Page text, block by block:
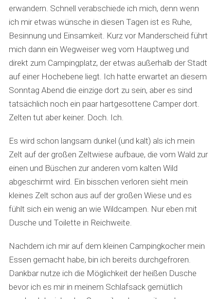
erwandern. Schnell verabschiede ich mich, denn wenn
ich mir etwas wünsche in diesen Tagen ist es Ruhe,
Besinnung und Einsamkeit. Kurz vor Manderscheid führt
mich dann ein Wegweiser weg vom Hauptweg und
direkt zum Campingplatz, der etwas außerhalb der Stadt
auf einer Hochebene liegt. Ich hatte erwartet an diesem
Sonntag Abend die einzige dort zu sein, aber es sind
tatsächlich noch ein paar hartgesottene Camper dort.
Zelten tut aber keiner. Doch. Ich.
Es wird schon langsam dunkel (und kalt) als ich mein
Zelt auf der großen Zeltwiese aufbaue, die vom Wald zur
einen und Büschen zur anderen vom kalten Wild
abgeschirmt wird. Ein bisschen verloren sieht mein
kleines Zelt schon aus auf der großen Wiese und es
fühlt sich ein wenig an wie Wildcampen. Nur eben mit
Dusche und Toilette in Reichweite.
Nachdem ich mir auf dem kleinen Campingkocher mein
Essen gemacht habe, bin ich bereits durchgefroren.
Dankbar nutze ich die Möglichkeit der heißen Dusche
bevor ich es mir in meinem Schlafsack gemütlich